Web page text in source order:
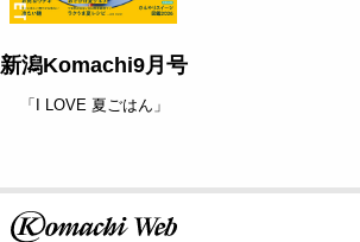
新潟Komachi9月号
「I LOVE 夏ごはん」